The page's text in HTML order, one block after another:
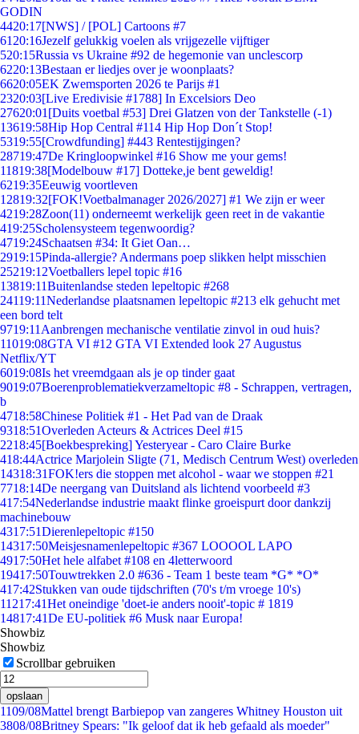
GODIN
4420:17[NWS] / [POL] Cartoons #7
61 20:16Jezelf gelukkig voelen als vrijgezelle vijftiger
520:15Russia vs Ukraine #92 de hegemonie van unclescorp
6220:13Bestaan er liedjes over je woonplaats?
6620:05EK Zwemsporten 2026 te Parijs #1
2320:03[Live Eredivisie #1788] In Excelsiors Deo
27620:01 [Duits voetbal #53] Drei Glatzen von der Tankstelle (-1)
13619:58Hip Hop Central #114 Hip Hop Don´t Stop!
5319:55[Crowdfunding] #443 Rentestijgingen?
28719:47De Kringloopwinkel #16 Show me your gems!
11819:38[Modelbouw #17] Dotteke,je bent geweldig!
6219:35Eeuwig voortleven
12819:32[FOK!Voetbalmanager 2026/2027] #1 We zijn er weer
4219:28Zoon(11) onderneemt werkelijk geen reet in de vakantie
419:25Scholensysteem tegenwoordig?
4719:24Schaatsen #34: It Giet Oan…
2919:15Pinda-allergie? Andermans poep slikken helpt misschien
25219:12Voetballers lepel topic #16
13819:11Buitenlandse steden lepeltopic #268
24119:11Nederlandse plaatsnamen lepeltopic #213 elk gehucht met
een bord telt
9719:11 Aanbrengen mechanische ventilatie zinvol in oud huis?
11019:08GTA VI #12 GTA VI Extended look 27 Augustus
Netflix/YT
6019:08Is het vreemdgaan als je op tinder gaat
9019:07Boerenproblematiekverzameltopic #8 - Schrappen, vertragen,
b
4718:58Chinese Politiek #1 - Het Pad van de Draak
9318:51Overleden Acteurs & Actrices Deel #15
2218:45[Boekbespreking] Yesteryear - Caro Claire Burke
418:44Actrice Marjolein Sligte (71, Medisch Centrum West) overleden
14318:31FOK!ers die stoppen met alcohol - waar we stoppen #21
7718:14De neergang van Duitsland als lichtend voorbeeld #3
417:54Nederlandse industrie maakt flinke groeispurt door dankzij
machinebouw
4317:51Dierenlepeltopic #150
14317:50Meisjesnamenlepeltopic #367 LOOOOL LAPO
4917:50Het hele alfabet #108 en 4letterwoord
19417:50Touwtrekken 2.0 #636 - Team 1 beste team *G* *O*
417:42Stukken van oude tijdschriften (70's t/m vroege 10's)
11217:41Het oneindige 'doet-ie anders nooit'-topic # 1819
14817:41De EU-politiek #6 Musk naar Europa!
Showbiz
Showbiz
Scrollbar gebruiken
opslaan
1109/08Mattel brengt Barbiepop van zangeres Whitney Houston uit
3808/08Britney Spears: "Ik geloof dat ik heb gefaald als moeder"